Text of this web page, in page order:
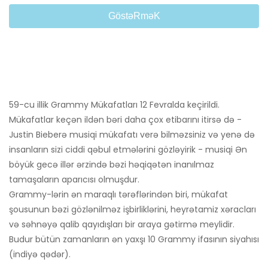
GöstəRməK
59-cu illik Grammy Mükafatları 12 Fevralda keçirildi.
Mükafatlar keçən ildən bəri daha çox etibarını itirsə də -
Justin Bieberə musiqi mükafatı verə bilməzsiniz və yenə də
insanların sizi ciddi qəbul etmələrini gözləyirik - musiqi Ən
böyük gecə illər ərzində bəzi həqiqətən inanılmaz
tamaşaların aparıcısı olmuşdur.
Grammy-lərin ən maraqlı tərəflərindən biri, mükafat
şousunun bəzi gözlənilməz işbirliklərini, heyrətamiz xəracları
və səhnəyə qalib qayıdışları bir araya gətirmə meylidir.
Budur bütün zamanların ən yaxşı 10 Grammy ifasının siyahısı
(indiyə qədər).